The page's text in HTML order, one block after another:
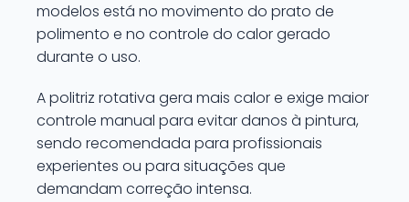
modelos está no movimento do prato de
polimento e no controle do calor gerado
durante o uso.
A politriz rotativa gera mais calor e exige maior
controle manual para evitar danos à pintura,
sendo recomendada para profissionais
experientes ou para situações que
demandam correção intensa.